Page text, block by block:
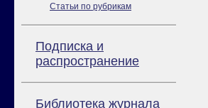
Статьи по рубрикам
Подписка и
распространение
Библиотека журнала